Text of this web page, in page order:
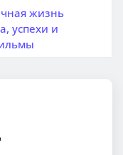
жизнь
успехи и